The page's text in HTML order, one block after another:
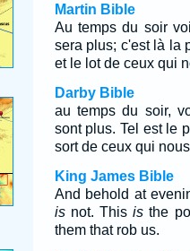
Martin Bible
Au temps du soir
sera plus; c'est là la
et le lot de ceux qui
Darby Bible
au temps du soir,
sont plus. Tel est le
sort de ceux qui
King James Bible
And behold at
isnot. Thisis the
them that rob us.